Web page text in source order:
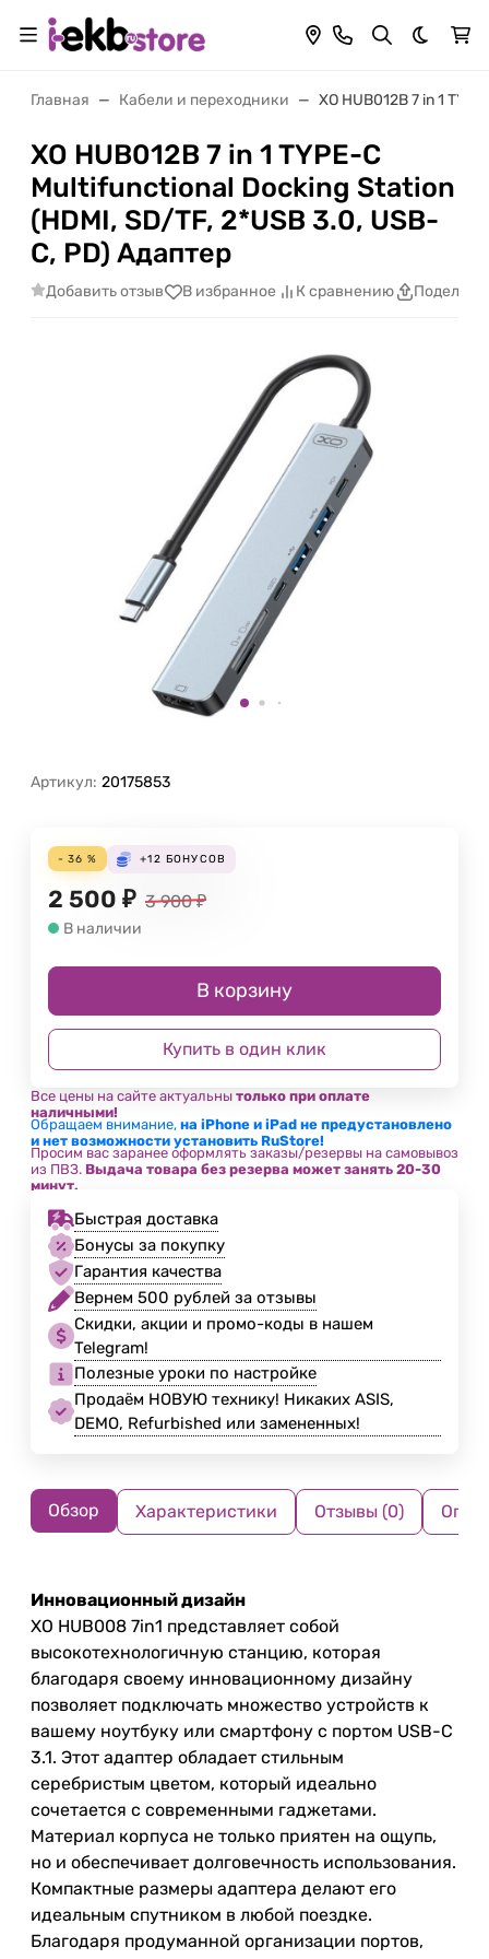
Темная
Главная Кабели и переходники XO HUB012B 7 in 1
XO HUB012B 7 in 1 TYPE-C
Multifunctional Docking Station
(HDMI, SD/TF, 2*USB 3.0, USB-
C, PD) Адаптер
Добавить отзыв В избранное К сравнению
Артикул: 20175853
- 36 % +12 БОНУСОВ
2 500 ₽ 3 900 ₽
В наличии
В корзину
Купить в один клик
Все цены на сайте актуальны только при оплате
наличными!
Обращаем внимание, на iPhone и iPad не предустановлено
и нет возможности установить RuStore!
Просим вас заранее оформлять заказы/резервы на самовывоз
из ПВЗ. Выдача товара без резерва может занять 20-30
минут.
Быстрая доставка
Бонусы за покупку
Гарантия качества
Вернем 500 рублей за отзывы
Скидки, акции и промо-коды в нашем
Telegram!
Полезные уроки по настройке
Продаём НОВУЮ технику! Никаких ASIS,
DEMO, Refurbished или замененных!
Обзор Характеристики Отзывы (0)
Инновационный дизайн
XO HUB008 7in1 представляет собой
высокотехнологичную станцию, которая
благодаря своему инновационному дизайну
позволяет подключать множество устройств к
вашему ноутбуку или смартфону с портом USB-C
3.1. Этот адаптер обладает стильным
серебристым цветом, который идеально
сочетается с современными гаджетами.
Материал корпуса не только приятен на ощупь,
но и обеспечивает долговечность использования.
Компактные размеры адаптера делают его
идеальным спутником в любой поездке.
Благодаря продуманной организации портов,